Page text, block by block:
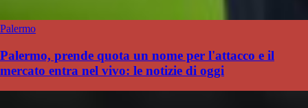
Palermo
Palermo, prende quota un nome per l'attacco e il
mercato entra nel vivo: le notizie di oggi